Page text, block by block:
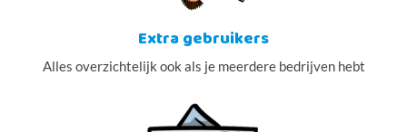
Extra gebruikers
Alles overzichtelijk ook als je meerdere bedrijven hebt